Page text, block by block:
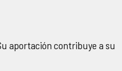
aportación contribuye a su